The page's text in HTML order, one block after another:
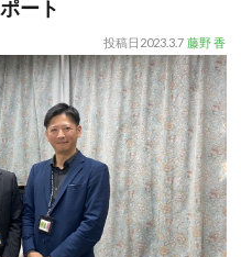
ート
投稿日 2023.3.7 藤野 香